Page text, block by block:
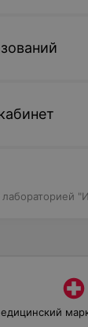
лабораторией